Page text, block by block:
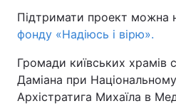
Підтримати проект можна
фонду «Надіюсь і вірю».
Громади київських храмів
Даміана при Національному
Архістратига Михаїла в